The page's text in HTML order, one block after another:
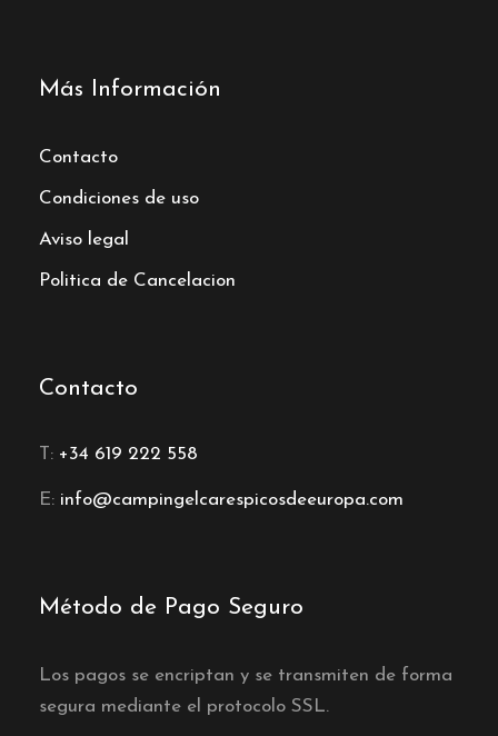
Más Información
Contacto
Condiciones de uso
Aviso legal
Politica de Cancelacion
Contacto
T: +34 619 222 558
E: info@campingelcarespicosdeeuropa.com
Método de Pago Seguro
Los pagos se encriptan y se transmiten de forma
segura mediante el protocolo SSL.